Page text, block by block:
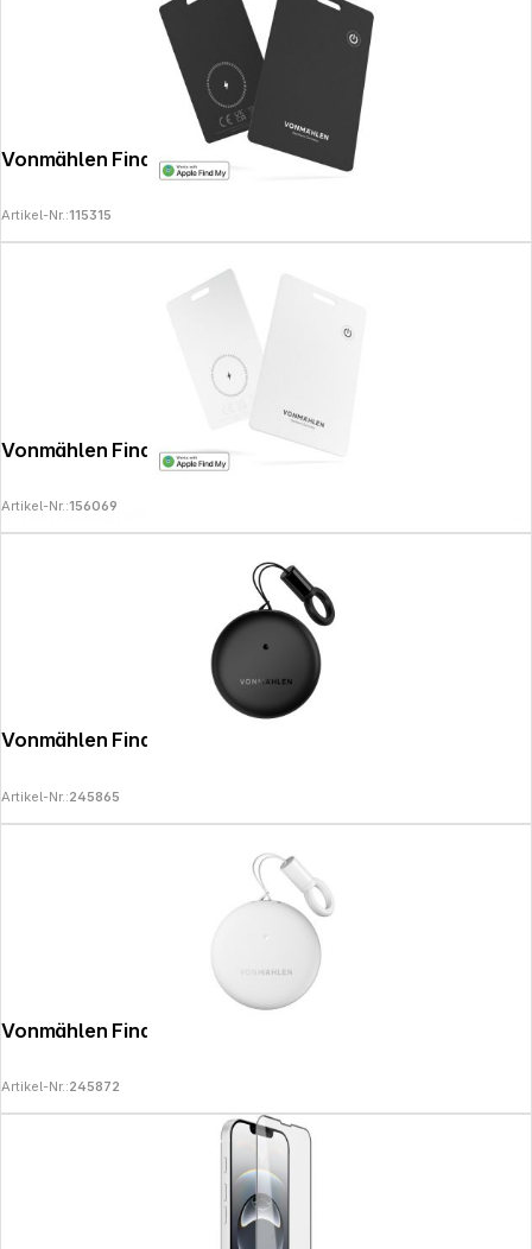
Vonmählen FindMe Black
Artikel-Nr.:115315
Vonmählen FindMe White
Artikel-Nr.:156069
Vonmählen FindMe Tag Black
Artikel-Nr.:245865
Vonmählen FindMe Tag White
Artikel-Nr.:245872
Informationen